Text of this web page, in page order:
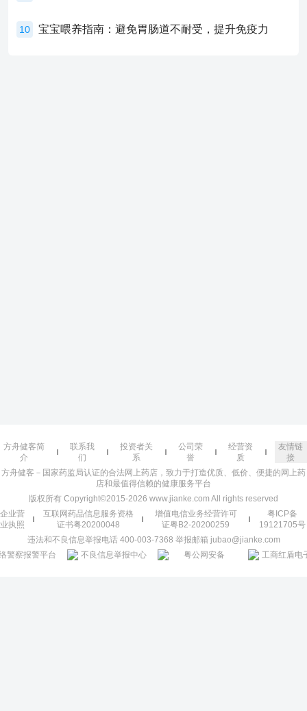
10 宝宝喂养指南：避免胃肠道不耐受，提升免疫力
方舟健客简
介
联系我
们
投资者关
系
公司荣
誉
经营资
质
友情链
接
方舟健客－国家药监局认证的合法网上药店，致力于打造优质、低价、便捷的网上药
店和最值得信赖的健康服务平台
版权所有 Copyright©2015-2026 www.jianke.com All rights reserved
企业营
业执照
互联网药品信息服务资格
证书粤20200048
增值电信业务经营许可
证粤B2-20200259
粤ICP备
19121705号
违法和不良信息举报电话 400-003-7368 举报邮箱 jubao@jianke.com